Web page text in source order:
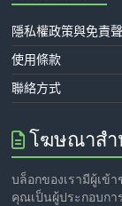
隱私權政策與免責
使用條款
聯絡方式
โฆษณาสำ
บล็อกของเรามีผู้เข้
คุณเป็นผู้ประกอบกา